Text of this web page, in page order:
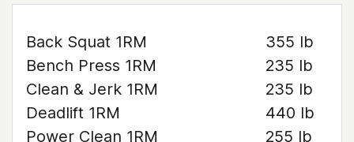
Back Squat 1RM
355 lb
Bench Press 1RM
235 lb
Clean & Jerk 1RM
235 lb
Deadlift 1RM
440 lb
Power Clean 1RM
255 lb